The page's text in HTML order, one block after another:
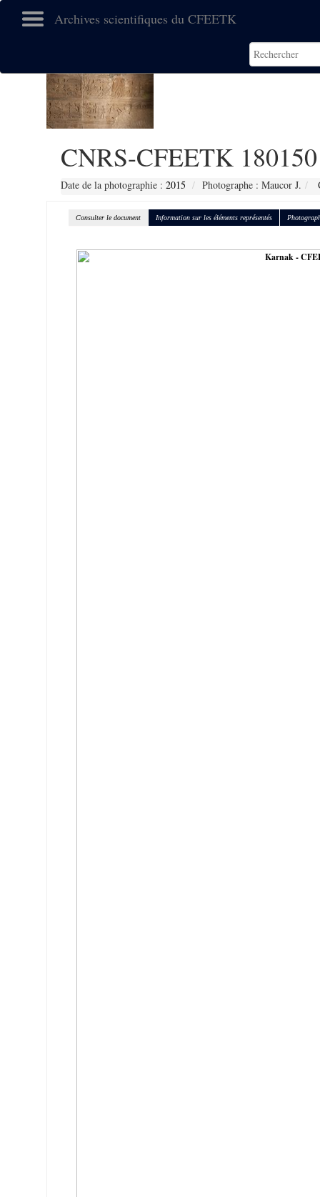
Archives scientifiques du CFEETK
CNRS-CFEETK 180150
Date de la photographie : 2015 Photographe : Maucor J.
Consulter le document Information sur les éléments représentés